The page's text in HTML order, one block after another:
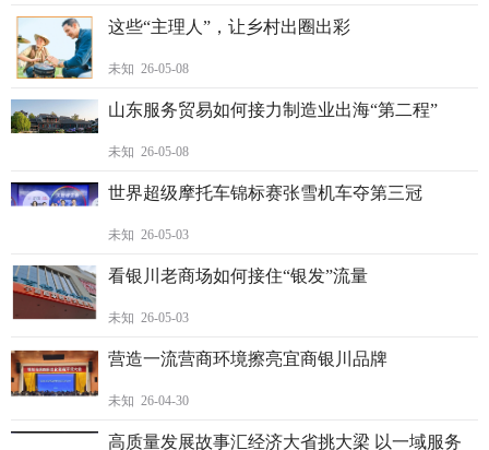
这些“主理人”，让乡村出圈出彩
未知 26-05-08
山东服务贸易如何接力制造业出海“第二程”
未知 26-05-08
世界超级摩托车锦标赛张雪机车夺第三冠
未知 26-05-03
看银川老商场如何接住“银发”流量
未知 26-05-03
营造一流营商环境擦亮宜商银川品牌
未知 26-04-30
高质量发展故事汇经济大省挑大梁 以一域服务